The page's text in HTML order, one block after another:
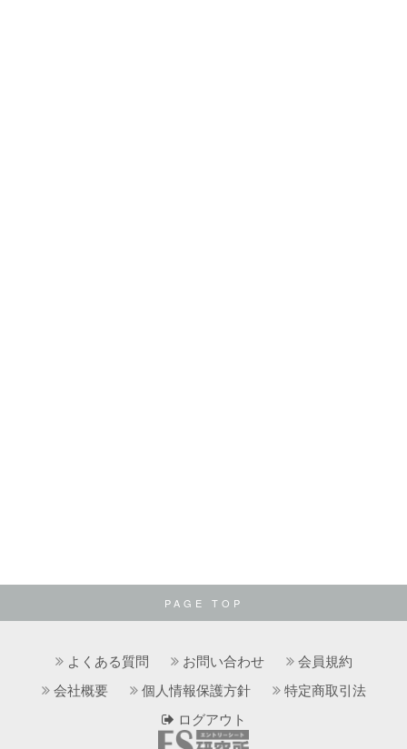
PAGE TOP
よくある質問 お問い合わせ
会員規約
会社概要
個人情報保護方針
特定商取引法
ログアウト